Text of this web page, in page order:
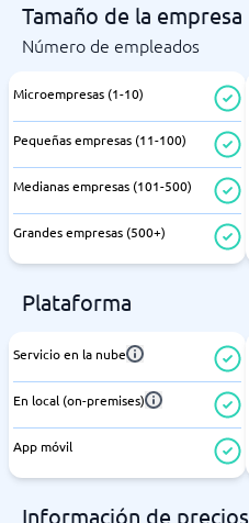
Tamaño de la empresa
Número de empleados
Microempresas (1-10)
Pequeñas empresas (11-100)
Medianas empresas (101-500)
Grandes empresas (500+)
Plataforma
Servicio en la nube
En local (on-premises)
App móvil
Información de precios